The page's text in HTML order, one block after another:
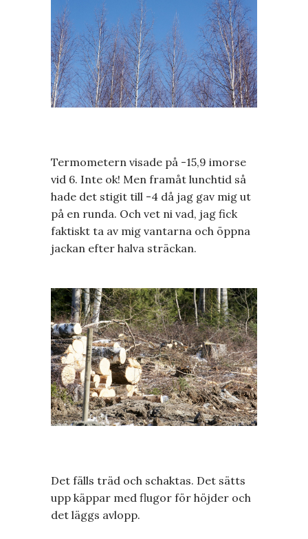
Termometern visade på -15,9 imorse
vid 6. Inte ok! Men framåt lunchtid så
hade det stigit till -4 då jag gav mig ut
på en runda. Och vet ni vad, jag fick
faktiskt ta av mig vantarna och öppna
jackan efter halva sträckan.
Det fälls träd och schaktas. Det sätts
upp käppar med flugor för höjder och
det läggs avlopp.